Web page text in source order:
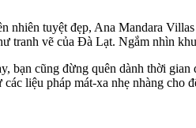
nhiên tuyệt đẹp, Ana Mandara
tranh vẽ của Đà Lạt. Ngắm nhìn
bạn cũng đừng quên dành thời
liệu pháp mát-xa nhẹ nhàng cho